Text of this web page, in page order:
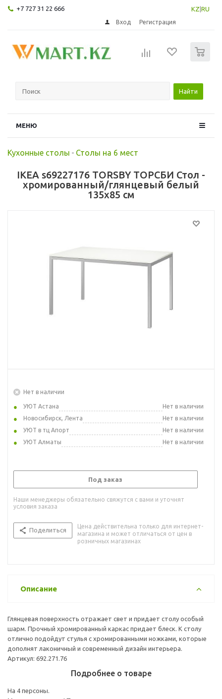
+7 727 31 22 666 KZ RU
Вход Регистрация
Найти
МЕНЮ
Кухонные столы - Столы на 6 мест
IKEA s69227176 TORSBY ТОРСБИ Стол -
хромированный/глянцевый белый
135x85 см
Нет в наличии
УЮТ Астана
Нет в наличии
Новосибирск, Лента
Нет в наличии
УЮТ в тц Апорт
Нет в наличии
УЮТ Алматы
Нет в наличии
Под заказ
Наши менеджеры обязательно свяжутся с вами и уточнят
условия заказа
Поделиться
Цена действительна только для интернет-
магазина и может отличаться от цен в
розничных магазинах
Описание
Глянцевая поверхность отражает свет и придает столу особый
шарм. Прочный хромированный каркас придает блеск. К столу
отлично подойдут стулья с хромированными ножками, которые
дополнят лаконичный и современный дизайн интерьера.
Артикул: 692.271.76
Подробнее о товаре
На 4 персоны.